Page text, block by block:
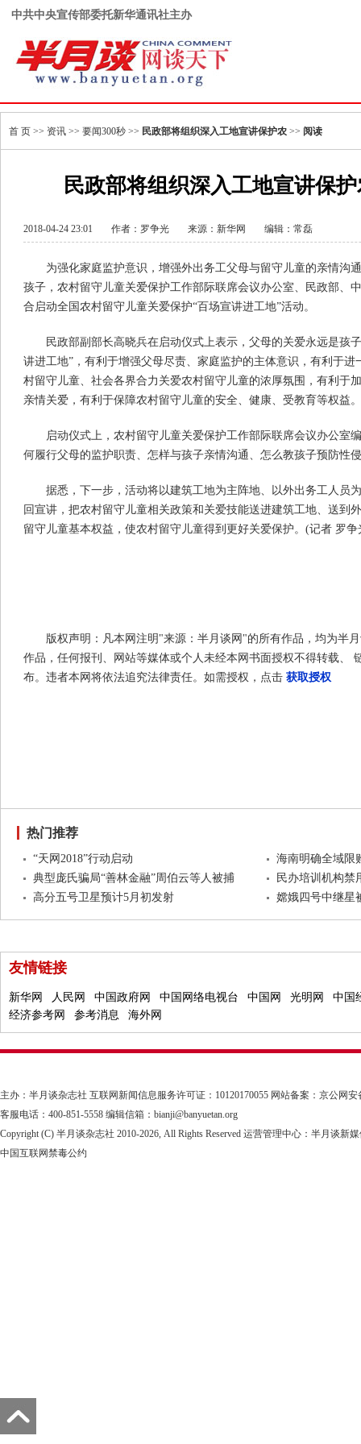
中共中央宣传部委托新华通讯社主办
首 页 >> 资讯 >> 要闻300秒 >> 民政部将组织深入工地宣讲保护农 >> 阅读
民政部将组织深入工地宣讲保
2018-04-24 23:01 作者：罗争光 来源： 新华网 编辑：常磊
为强化家庭监护意识，增强外出务工父母与留守儿童的亲情沟
孩子，农村留守儿童关爱保护工作部际联席会议办公室、民政部、
合启动全国农村留守儿童关爱保护“百场宣讲进工地”活动。
民政部副部长高晓兵在启动仪式上表示，父母的关爱永远是孩
讲进工地”，有利于增强父母尽责、家庭监护的主体意识，有利于
村留守儿童、社会各界合力关爱农村留守儿童的浓厚氛围，有利于
亲情关爱，有利于保障农村留守儿童的安全、健康、受教育等权益。
启动仪式上，农村留守儿童关爱保护工作部际联席会议办公室
何履行父母的监护职责、怎样与孩子亲情沟通、怎么教孩子预防性
据悉，下一步，活动将以建筑工地为主阵地、以外出务工人员
回宣讲，把农村留守儿童相关政策和关爱技能送进建筑工地、送到
留守儿童基本权益，使农村留守儿童得到更好关爱保护。(记者 罗争
版权声明：凡本网注明"来源：半月谈网"的所有作品，均为半
作品，任何报刊、网站等媒体或个人未经本网书面授权不得转载、
布。违者本网将依法追究法律责任。如需授权，点击 获取授权
热门推荐
“天网2018”行动启动
海南明确全域限
典型庞氏骗局“善林金融”周伯云等人被捕
民办培训机构禁
高分五号卫星预计5月初发射
嫦娥四号中继星
友情链接
新华网 人民网 中国政府网 中国网络电视台 中国网 光明网
中国
经济参考网
参考消息 海外网
主办：半月谈杂志社 互联网新闻信息服务许可证：10120170055 网站备案：京公网安
客服电话：400-851-5558 编辑信箱：bianji@banyuetan.org
Copyright (C) 半月谈杂志社 2010-2026, All Rights Reserved 运营管理中心：半月谈新
中国互联网禁毒公约